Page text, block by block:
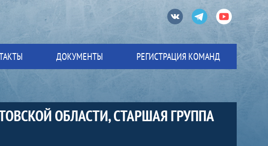
ВконтактеТелеграмЮтуб
ДОКУМЕНТЫ РЕГИСТРАЦИЯ КОМАНД
ОБЛАСТИ, СТАРШАЯ ГРУППА